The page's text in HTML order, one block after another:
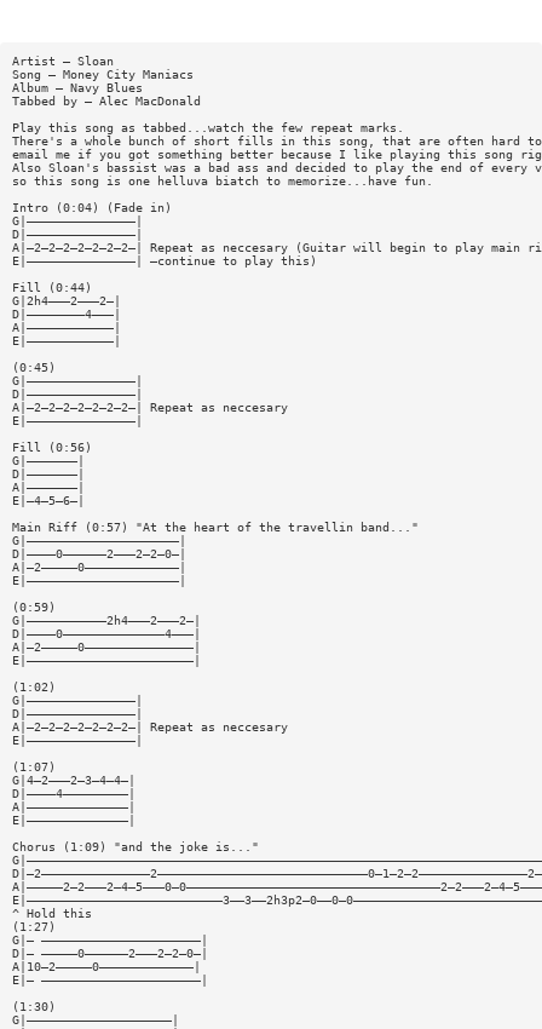
Artist — Sloan
Song — Money City Maniacs
Album — Navy Blues
Tabbed by — Alec MacDonald
Play this song as tabbed...watch the few repeat marks.
There's a whole bunch of short fills in this song, that are often hard
email me if you got something better because I like playing this song
Also Sloan's bassist was a bad ass and decided to play the end of
so this song is one helluva biatch to memorize...have fun.
Intro (0:04) (Fade in)
G|———————————————|
D|———————————————|
A|—2—2—2—2—2—2—2—| Repeat as neccesary (Guitar will begin to play main
E|———————————————| —continue to play this)
Fill (0:44)
G|2h4———2———2—|
D|————————4———|
A|————————————|
E|————————————|
(0:45)
G|———————————————|
D|———————————————|
A|—2—2—2—2—2—2—2—| Repeat as neccesary
E|———————————————|
Fill (0:56)
G|———————|
D|———————|
A|———————|
E|—4—5—6—|
Main Riff (0:57) "At the heart of the travellin band..."
G|—————————————————————|
D|————0——————2———2—2—0—|
A|—2—————0—————————————|
E|—————————————————————|
(0:59)
G|———————————2h4———2———2—|
D|————0——————————————4———|
A|—2—————0———————————————|
E|———————————————————————|
(1:02)
G|———————————————|
D|———————————————|
A|—2—2—2—2—2—2—2—| Repeat as neccesary
E|———————————————|
(1:07)
G|4—2———2—3—4—4—|
D|————4—————————|
A|——————————————|
E|——————————————|
Chorus (1:09) "and the joke is..."
^ Hold this
(1:27)
G|— ——————————————————————|
D|— —————0——————2———2—2—0—|
A|10—2—————0—————————————|
E|— ——————————————————————|
(1:30)
G|————————————————————|